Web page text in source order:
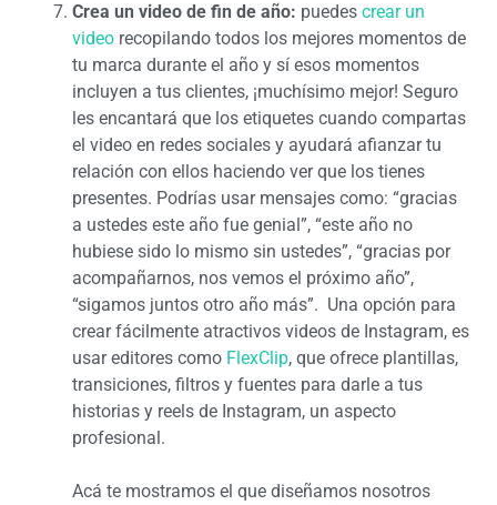
Crea un video de fin de año: puedes crear un
video recopilando todos los mejores momentos de
tu marca durante el año y sí esos momentos
incluyen a tus clientes, ¡muchísimo mejor! Seguro
les encantará que los etiquetes cuando compartas
el video en redes sociales y ayudará afianzar tu
relación con ellos haciendo ver que los tienes
presentes. Podrías usar mensajes como: “gracias
a ustedes este año fue genial”, “este año no
hubiese sido lo mismo sin ustedes”, “gracias por
acompañarnos, nos vemos el próximo año”,
“sigamos juntos otro año más”. Una opción para
crear fácilmente atractivos videos de Instagram, es
usar editores como FlexClip, que ofrece plantillas,
transiciones, filtros y fuentes para darle a tus
historias y reels de Instagram, un aspecto
profesional.
Acá te mostramos el que diseñamos nosotros